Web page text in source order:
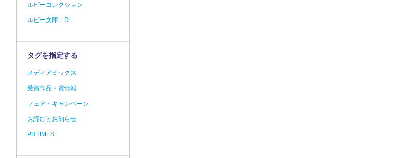
ルビーコレクション
ルビー文庫：D
タグを指定する
メディアミックス
受賞作品・賞情報
フェア・キャンペーン
お詫びとお知らせ
PRTIMES